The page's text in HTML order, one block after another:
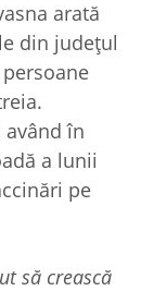
arată
din județul
având în
a lunii
pe
să crească